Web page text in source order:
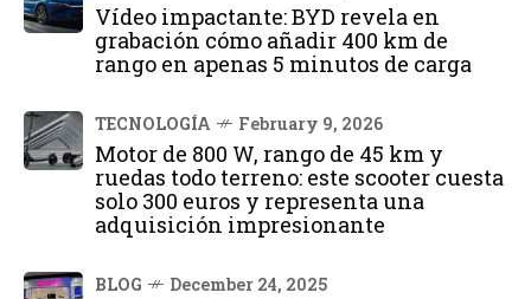
Vídeo impactante: BYD revela en
grabación cómo añadir 400 km de
rango en apenas 5 minutos de carga
TECNOLOGÍA February 9, 2026
Motor de 800 W, rango de 45 km y
ruedas todo terreno: este scooter cuesta
solo 300 euros y representa una
adquisición impresionante
BLOG December 24, 2025